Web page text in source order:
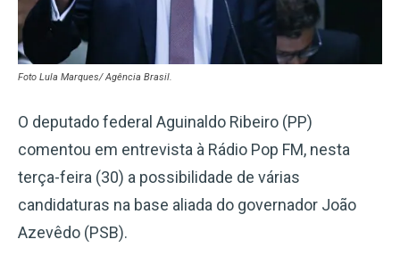
Foto Lula Marques/ Agência Brasil.
O deputado federal Aguinaldo Ribeiro (PP)
comentou em entrevista à Rádio Pop FM, nesta
terça-feira (30) a possibilidade de várias
candidaturas na base aliada do governador João
Azevêdo (PSB).